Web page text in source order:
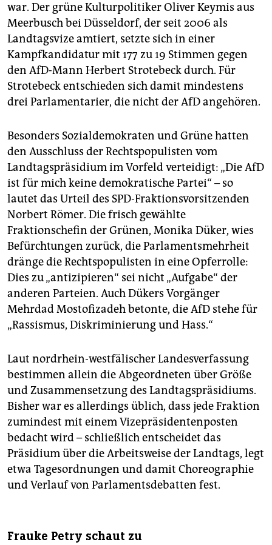
war. Der grüne Kulturpolitiker Oliver Keymis aus
Meerbusch bei Düsseldorf, der seit 2006 als
Landtagsvize amtiert, setzte sich in einer
Kampfkandidatur mit 177 zu 19 Stimmen gegen
den AfD-Mann Herbert Strotebeck durch. Für
Strotebeck entschieden sich damit mindestens
drei Parlamentarier, die nicht der AfD angehören.
Besonders Sozialdemokraten und Grüne hatten
den Ausschluss der Rechtspopulisten vom
Landtagspräsidium im Vorfeld verteidigt: „Die AfD
ist für mich keine demokratische Partei“ – so
lautet das Urteil des SPD-Fraktionsvorsitzenden
Norbert Römer. Die frisch gewählte
Fraktionschefin der Grünen, Monika Düker, wies
Befürchtungen zurück, die Parlamentsmehrheit
dränge die Rechtspopulisten in eine Opferrolle:
Dies zu „antizipieren“ sei nicht „Aufgabe“ der
anderen Parteien. Auch Dükers Vorgänger
Mehrdad Mostofizadeh betonte, die AfD stehe für
„Rassismus, Diskriminierung und Hass.“
Laut nordrhein-westfälischer Landesverfassung
bestimmen allein die Abgeordneten über Größe
und Zusammensetzung des Landtagspräsidiums.
Bisher war es allerdings üblich, dass jede Fraktion
zumindest mit einem Vizepräsidentenposten
bedacht wird – schließlich entscheidet das
Präsidium über die Arbeitsweise der Landtags, legt
etwa Tagesordnungen und damit Choreographie
und Verlauf von Parlamentsdebatten fest.
Frauke Petry schaut zu